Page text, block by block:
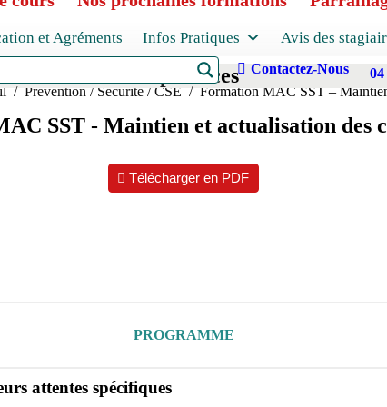
et Agréments Infos Pratiques Avis des
Contactez-Nous 04
ici :
Prévention / Sécurité / CSE Formation MAC SST –
des compétences
SST - Maintien et actualisation des
Télécharger en PDF
PROGRAMME
attentes spécifiques